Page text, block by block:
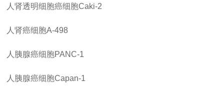
人肾透明细胞癌细胞Caki-2
人肾癌细胞A-498
人胰腺癌细胞PANC-1
人胰腺癌细胞Capan-1